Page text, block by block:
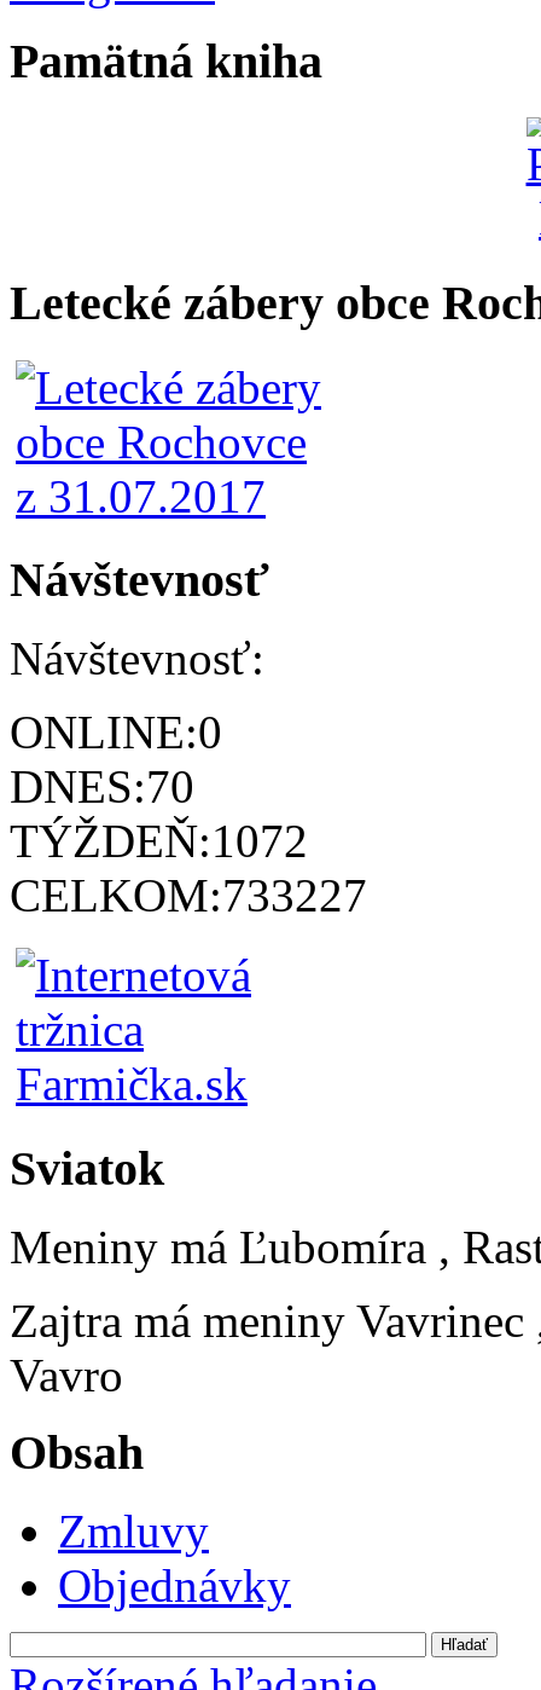
Pamätná kniha
Letecké zábery obce
Návštevnosť
Návštevnosť:
ONLINE:0
DNES:70
TÝŽDEŇ:1072
CELKOM:733227
Sviatok
Meniny má Ľubomíra ,
Zajtra má meniny Vavrinec
Vavro
Obsah
Zmluvy
Objednávky